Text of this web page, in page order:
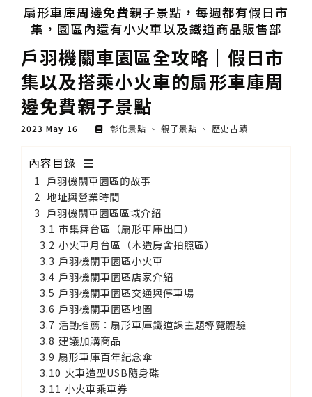
扇形車庫周邊免費親子景點，每週都有假日市
集，園區內還有小火車以及鐵道商品販售部
戶羽機關車園區全攻略│假日市
集以及搭乘小火車的扇形車庫周
邊免費親子景點
2023 May 16 彰化景點 親子景點 歷史古蹟
內容目錄
戶羽機關車園區的故事
地址與營業時間
戶羽機關車園區區域介紹
市集舞台區（扇形車庫出口）
小火車月台區（木造房舍拍照區）
戶羽機關車園區小火車
戶羽機關車園區店家介紹
戶羽機關車園區交通與停車場
戶羽機關車園區地圖
活動推薦：扇形車庫鐵道課主題導覽體驗
建議加購商品
扇形車庫百年紀念傘
火車造型USB隨身碟
小火車乘車券